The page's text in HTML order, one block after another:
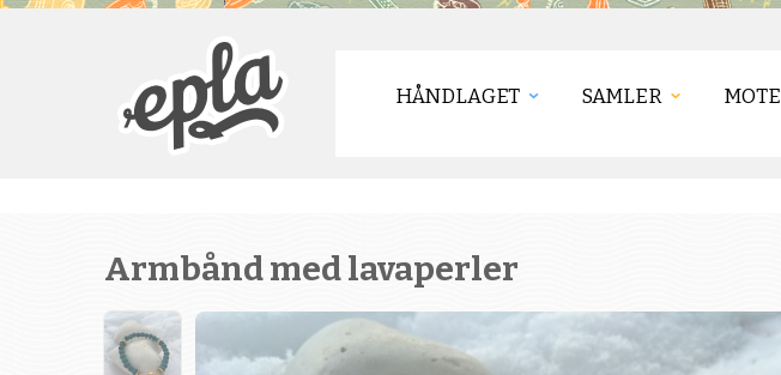
HÅNDLAGET SAMLER MOTE
Armbånd med lavaperler